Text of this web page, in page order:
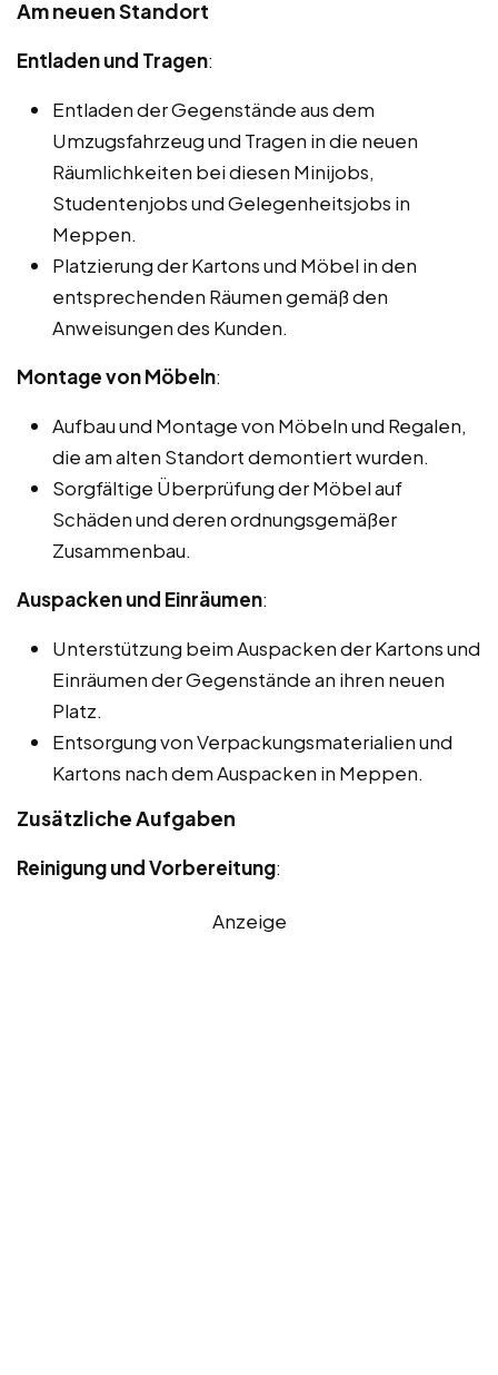
Am neuen Standort
Entladen und Tragen:
Entladen der Gegenstände aus dem
Umzugsfahrzeug und Tragen in die neuen
Räumlichkeiten bei diesen Minijobs,
Studentenjobs und Gelegenheitsjobs in
Meppen.
Platzierung der Kartons und Möbel in den
entsprechenden Räumen gemäß den
Anweisungen des Kunden.
Montage von Möbeln:
Aufbau und Montage von Möbeln und Regalen,
die am alten Standort demontiert wurden.
Sorgfältige Überprüfung der Möbel auf
Schäden und deren ordnungsgemäßer
Zusammenbau.
Auspacken und Einräumen:
Unterstützung beim Auspacken der Kartons und
Einräumen der Gegenstände an ihren neuen
Platz.
Entsorgung von Verpackungsmaterialien und
Kartons nach dem Auspacken in Meppen.
Zusätzliche Aufgaben
Reinigung und Vorbereitung:
Anzeige